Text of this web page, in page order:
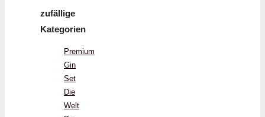
zufällige
Kategorien
Premium
Gin
Set
Die
Welt